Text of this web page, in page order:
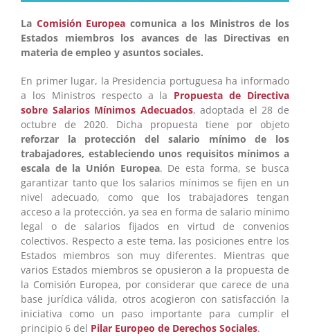
La Comisión Europea comunica a los Ministros de los
Estados miembros los avances de las Directivas en
materia de empleo y asuntos sociales.
En primer lugar, la Presidencia portuguesa ha informado
a los Ministros respecto a la Propuesta de Directiva
sobre Salarios Mínimos Adecuados, adoptada el 28 de
octubre de 2020. Dicha propuesta tiene por objeto
reforzar la protección del salario mínimo de los
trabajadores, estableciendo unos requisitos mínimos a
escala de la Unión Europea. De esta forma, se busca
garantizar tanto que los salarios mínimos se fijen en un
nivel adecuado, como que los trabajadores tengan
acceso a la protección, ya sea en forma de salario mínimo
legal o de salarios fijados en virtud de convenios
colectivos. Respecto a este tema, las posiciones entre los
Estados miembros son muy diferentes. Mientras que
varios Estados miembros se opusieron a la propuesta de
la Comisión Europea, por considerar que carece de una
base jurídica válida, otros acogieron con satisfacción la
iniciativa como un paso importante para cumplir el
principio 6 del Pilar Europeo de Derechos Sociales.